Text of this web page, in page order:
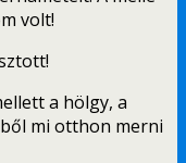
volt!
a hölgy, a
mi otthon merni